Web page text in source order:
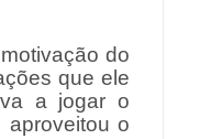
do
que ele
a jogar o
o